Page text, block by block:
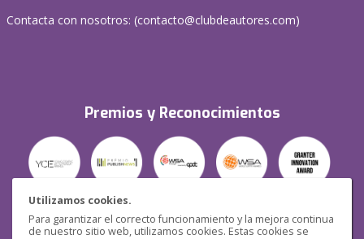
Utilizamos cookies.
Para garantizar el correcto funcionamiento y la mejora continua
de nuestro sitio web, utilizamos cookies. Estas cookies se
Contacta con nosotros: (contacto@clubdeautores.com)
Premios y Reconocimientos
Seguridad